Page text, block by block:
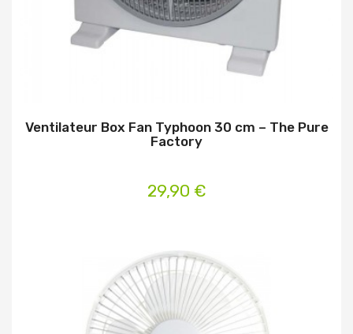
Ventilateur Box Fan Typhoon 30 cm – The Pure
Factory
29,90 €